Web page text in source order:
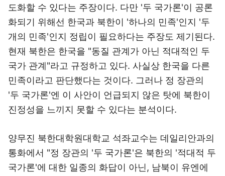
도화할 수 있다는 주장이다. 다만 '두 국가론'이 공론
화되기 위해선 한국과 북한이 '하나의 민족'인지 '두
개의 민족'인지 정립이 필요하다는 주장도 제기된다.
현재 북한은 한국을 "동질 관계가 아닌 적대적인 두
국가 관계"라고 규정하고 있다. 사실상 한국을 다른
민족이라고 판단했다는 것이다. 그러나 정 장관의
'두 국가론'엔 이 사안이 언급되지 않은 탓에 북한이
진정성을 느끼지 못할 수 있다는 분석이다.
양무진 북한대학원대학교 석좌교수는 데일리안과의
통화에서 "정 장관의 '두 국가론'은 북한의 '적대적 두
국가론'에 대한 일종의 화답이 아닌, 남북이 유엔에